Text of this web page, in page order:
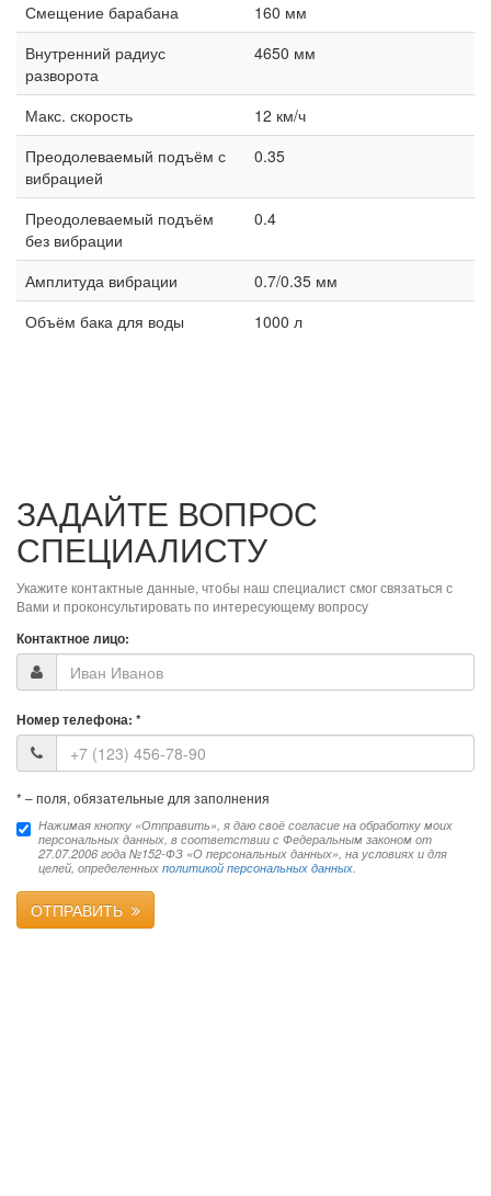
Смещение барабана
160 мм
Внутренний радиус
разворота
4650 мм
Макс. скорость
12 км/ч
Преодолеваемый подъём с
вибрацией
0.35
Преодолеваемый подъём
без вибрации
0.4
Амплитуда вибрации
0.7/0.35 мм
Объём бака для воды
1000 л
ЗАДАЙТЕ ВОПРОС
СПЕЦИАЛИСТУ
Укажите контактные данные, чтобы наш специалист смог связаться с
Вами и проконсультировать по интересующему вопросу
Контактное лицо:
Номер телефона: *
* – поля, обязательные для заполнения
Нажимая кнопку «Отправить», я даю своё согласие на обработку моих
персональных данных, в соответствии с Федеральным законом от
27.07.2006 года №152-ФЗ «О персональных данных», на условиях и для
целей, определенных политикой персональных данных.
ОТПРАВИТЬ